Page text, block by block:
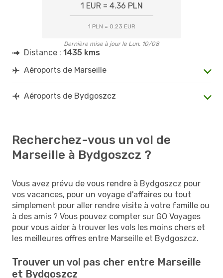
1 EUR = 4.36 PLN
1 PLN = 0.23 EUR
Dernière mise à jour le Lun. 10/08
Distance : 1435 kms
Aéroports de Marseille
Aéroports de Bydgoszcz
Recherchez-vous un vol de
Marseille à Bydgoszcz ?
Vous avez prévu de vous rendre à Bydgoszcz pour
vos vacances, pour un voyage d'affaires ou tout
simplement pour aller rendre visite à votre famille ou
à des amis ? Vous pouvez compter sur GO Voyages
pour vous aider à trouver les vols les moins chers et
les meilleures offres entre Marseille et Bydgoszcz.
Trouver un vol pas cher entre Marseille
et Bydgoszcz